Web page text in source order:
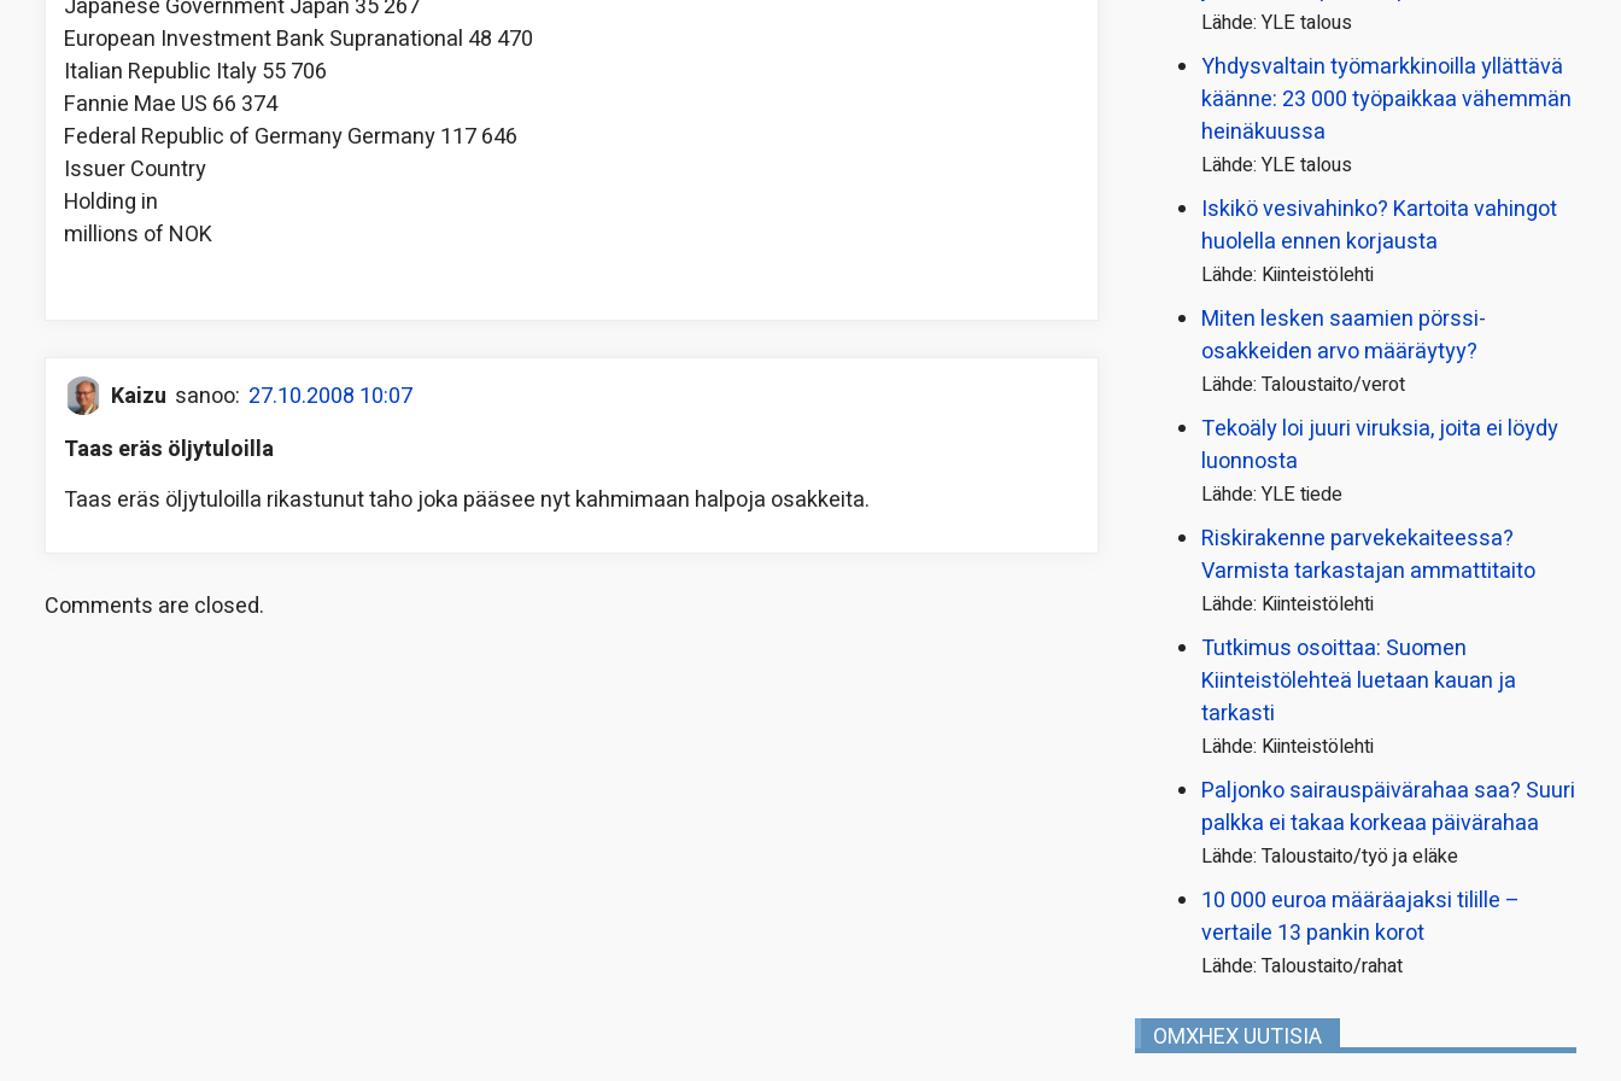
Japanese Government Japan 35 267
European Investment Bank Supranational 48 470
Italian Republic Italy 55 706
Fannie Mae US 66 374
Federal Republic of Germany Germany 117 646
Issuer Country
Holding in
millions of NOK
Kaizu sanoo: 27.10.2008 10:07
Taas eräs öljytuloilla
Taas eräs öljytuloilla rikastunut taho joka pääsee nyt kahmimaan halpoja osakkeita.
Comments are closed.
Lähde: YLE talous
Yhdysvaltain työmarkkinoilla yllättävä
käänne: 23 000 työpaikkaa vähemmän
heinäkuussa
Lähde: YLE talous
Iskikö vesivahinko? Kartoita vahingot
huolella ennen korjausta
Lähde: Kiinteistölehti
Miten lesken saamien pörssi­
osakkeiden arvo määräytyy?
Lähde: Taloustaito/verot
Tekoäly loi juuri viruksia, joita ei löydy
luonnosta
Lähde: YLE tiede
Riskirakenne parvekekaiteessa?
Varmista tarkastajan ammattitaito
Lähde: Kiinteistölehti
Tutkimus osoittaa: Suomen
Kiinteistölehteä luetaan kauan ja
tarkasti
Lähde: Kiinteistölehti
Paljonko sairauspäivä­rahaa saa? Suuri
palkka ei takaa korkeaa päivärahaa
Lähde: Taloustaito/työ ja eläke
10 000 euroa määräajaksi tilille –
vertaile 13 pankin korot
Lähde: Taloustaito/rahat
OMXHEX UUTISIA